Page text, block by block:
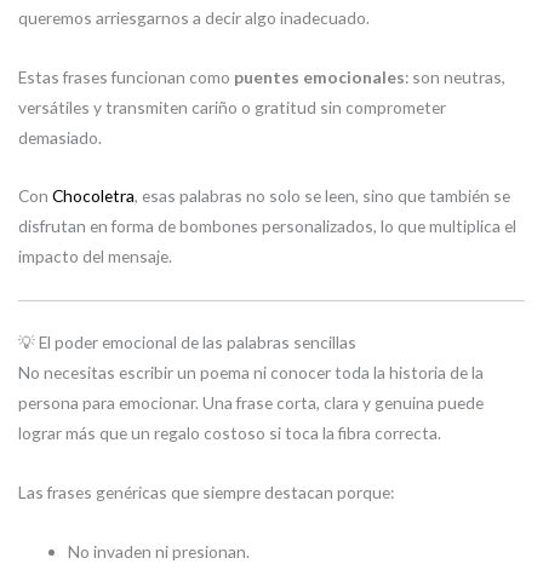
queremos arriesgarnos a decir algo inadecuado.
Estas frases funcionan como puentes emocionales: son neutras,
versátiles y transmiten cariño o gratitud sin comprometer
demasiado.
Con Chocoletra, esas palabras no solo se leen, sino que también se
disfrutan en forma de bombones personalizados, lo que multiplica el
impacto del mensaje.
💡 El poder emocional de las palabras sencillas
No necesitas escribir un poema ni conocer toda la historia de la
persona para emocionar. Una frase corta, clara y genuina puede
lograr más que un regalo costoso si toca la fibra correcta.
Las frases genéricas que siempre destacan porque:
No invaden ni presionan.